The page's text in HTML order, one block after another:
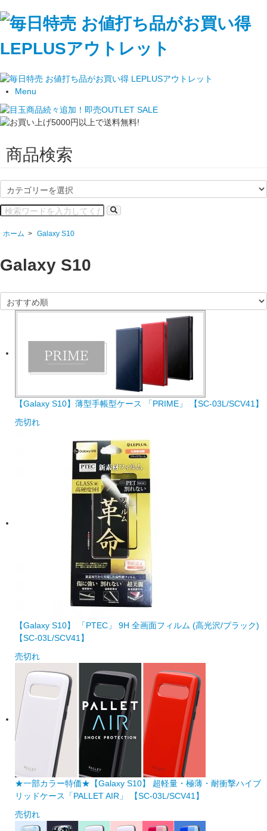
Menu
商品検索
ホーム > Galaxy S10
Galaxy S10
【Galaxy S10】薄型手帳型ケース 「PRIME」 【SC-03L/SCV41】
売切れ
【Galaxy S10】 「PTEC」 9H 全画面フィルム (高光沢/ブラック)
【SC-03L/SCV41】
売切れ
★一部カラー特価★【Galaxy S10】 超軽量・極薄・耐衝撃ハイブ
リッドケース「PALLET AIR」 【SC-03L/SCV41】
売切れ